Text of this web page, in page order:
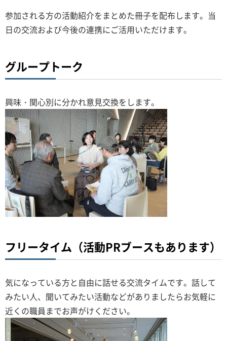
参加される方の活動紹介をまとめた冊子を配布します。当
日の交流および今後の連携にご活用いただけます。
グループトーク
興味・関心別に分かれ意見交換をします。
フリータイム（活動PRブースもあります）
気になっている方と自由に話せる交流タイムです。話して
みたい人、聞いてみたい活動などがありましたらお気軽に
近くの職員までお声がけください。